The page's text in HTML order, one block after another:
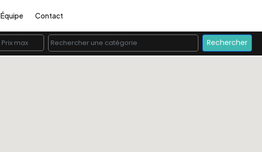
Équipe Contact
Rechercher une catégorie